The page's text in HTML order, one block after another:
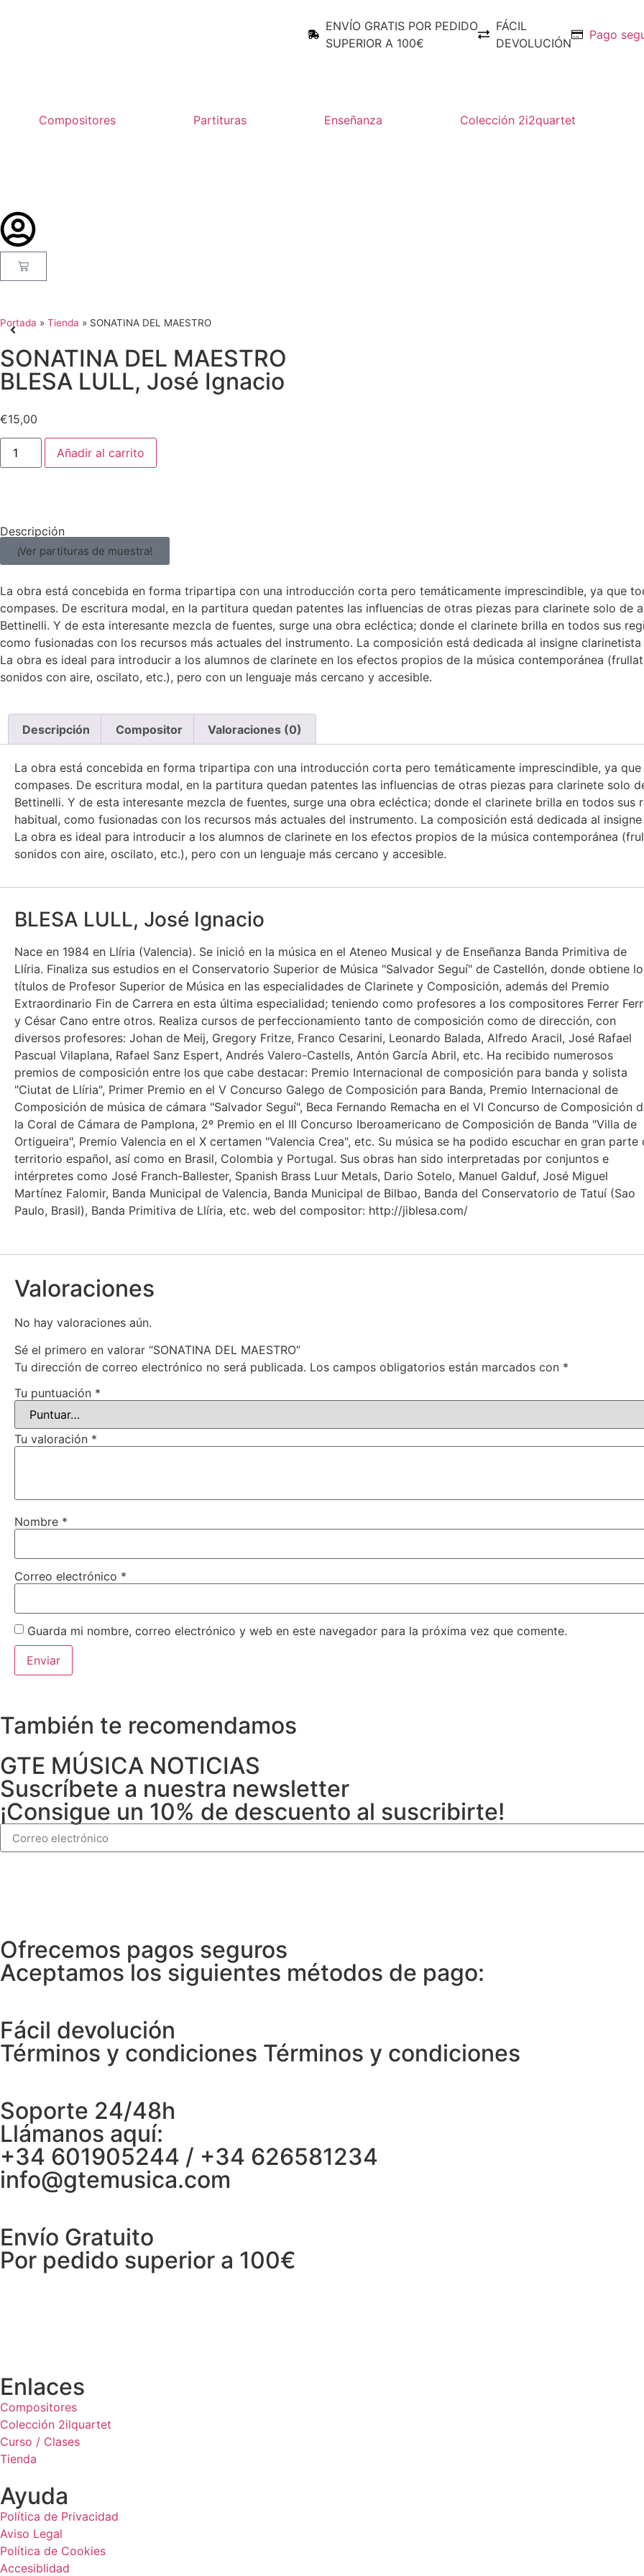
ENVÍO GRATIS POR PEDIDO
SUPERIOR A 100€
FÁCIL
DEVOLUCIÓN
Pago
Compositores Partituras Enseñanza Colección 2i2quartet
Portada » Tienda » SONATINA DEL MAESTRO
SONATINA DEL MAESTRO
BLESA LULL, José Ignacio
€15,00
Añadir al carrito
Descripción
¡Ver partituras de muestra!
La obra está concebida en forma tripartipa con una introducción corta pero temáticamente imprescindible, ya que
compases. De escritura modal, en la partitura quedan patentes las influencias de otras piezas para clarinete solo de
Bettinelli. Y de esta interesante mezcla de fuentes, surge una obra ecléctica; donde el clarinete brilla en todos sus
como fusionadas con los recursos más actuales del instrumento. La composición está dedicada al insigne
La obra es ideal para introducir a los alumnos de clarinete en los efectos propios de la música contemporánea
sonidos con aire, oscilato, etc.), pero con un lenguaje más cercano y accesible.
Descripción Compositor Valoraciones (0)
La obra está concebida en forma tripartipa con una introducción corta pero temáticamente imprescindible, ya
compases. De escritura modal, en la partitura quedan patentes las influencias de otras piezas para clarinete solo
Bettinelli. Y de esta interesante mezcla de fuentes, surge una obra ecléctica; donde el clarinete brilla en todos
habitual, como fusionadas con los recursos más actuales del instrumento. La composición está dedicada al
La obra es ideal para introducir a los alumnos de clarinete en los efectos propios de la música contemporánea
sonidos con aire, oscilato, etc.), pero con un lenguaje más cercano y accesible.
BLESA LULL, José Ignacio
Nace en 1984 en Llíria (Valencia). Se inició en la música en el Ateneo Musical y de Enseñanza Banda Primitiva de
Llíria. Finaliza sus estudios en el Conservatorio Superior de Música "Salvador Seguí" de Castellón, donde obtiene
títulos de Profesor Superior de Música en las especialidades de Clarinete y Composición, además del Premio
Extraordinario Fin de Carrera en esta última especialidad; teniendo como profesores a los compositores Ferrer
y César Cano entre otros. Realiza cursos de perfeccionamiento tanto de composición como de dirección, con
diversos profesores: Johan de Meij, Gregory Fritze, Franco Cesarini, Leonardo Balada, Alfredo Aracil, José Rafael
Pascual Vilaplana, Rafael Sanz Espert, Andrés Valero-Castells, Antón García Abril, etc. Ha recibido numerosos
premios de composición entre los que cabe destacar: Premio Internacional de composición para banda y solista
"Ciutat de Llíria", Primer Premio en el V Concurso Galego de Composición para Banda, Premio Internacional de
Composición de música de cámara "Salvador Seguí", Beca Fernando Remacha en el VI Concurso de Composición
la Coral de Cámara de Pamplona, 2º Premio en el III Concurso Iberoamericano de Composición de Banda "Villa de
Ortigueira", Premio Valencia en el X certamen "Valencia Crea", etc. Su música se ha podido escuchar en gran parte
territorio español, así como en Brasil, Colombia y Portugal. Sus obras han sido interpretadas por conjuntos e
intérpretes como José Franch-Ballester, Spanish Brass Luur Metals, Dario Sotelo, Manuel Galduf, José Miguel
Martínez Falomir, Banda Municipal de Valencia, Banda Municipal de Bilbao, Banda del Conservatorio de Tatuí (Sao
Paulo, Brasil), Banda Primitiva de Llíria, etc. web del compositor: http://jiblesa.com/
Valoraciones
No hay valoraciones aún.
Sé el primero en valorar “SONATINA DEL MAESTRO”
Tu dirección de correo electrónico no será publicada. Los campos obligatorios están marcados con *
Tu puntuación *
Tu valoración *
Nombre *
Correo electrónico *
Guarda mi nombre, correo electrónico y web en este navegador para la próxima vez que comente.
También te recomendamos
GTE MÚSICA NOTICIAS
Suscríbete a nuestra newsletter
¡Consigue un 10% de descuento al suscribirte!
Ofrecemos pagos seguros
Aceptamos los siguientes métodos de pago:
Fácil devolución
Términos y condiciones Términos y condiciones
Soporte 24/48h
Llámanos aquí:
+34 601905244 / +34 626581234
info@gtemusica.com
Envío Gratuito
Por pedido superior a 100€
Enlaces
Compositores
Colección 2ilquartet
Curso / Clases
Tienda
Ayuda
Política de Privacidad
Aviso Legal
Política de Cookies
Accesiblidad